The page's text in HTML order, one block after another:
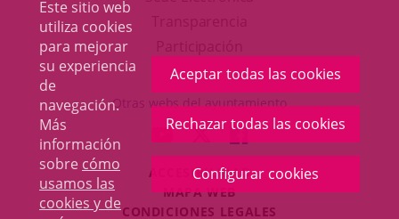
Este sitio web
utiliza cookies
para mejorar
su experiencia
de
navegación.
Más
información
sobre cómo
usamos las
cookies y de
Aceptar todas las cookies
Rechazar todas las cookies
Configurar cookies
en
una
ventana
nueva.
aplicación
externa.
Otras webs del ayuntamiento
ENLACE
A
UNA
APLICACIÓN
ENLACE
A
UNA
APLICACIÓN
ENLACE
A
UNA
ACCESIBILIDAD
MAPA WEB
CONDICIONES LEGALES